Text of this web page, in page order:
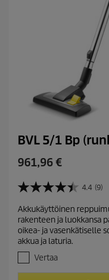
BVL 5/1 Bp
C
r
e
n
t
p
r
961,96 €
4.4 (9)
4
4
/
5
t
h
Akkukäyttöinen
rakenteen ja luokkansa
oikea- ja vasenkätiselle
akkua ja laturia.
Vertaa